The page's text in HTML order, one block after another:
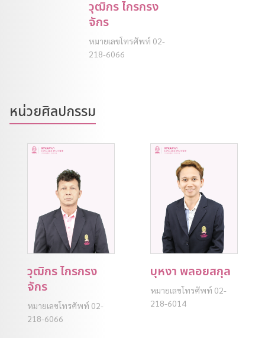
วุฒิกร ไกรกรง
จักร
หมายเลขโทรศัพท์ 02-
218-6066
หน่วยศิลปกรรม
วุฒิกร ไกรกรง
จักร
หมายเลขโทรศัพท์ 02-
218-6066
บุหงา พลอยสกุล
หมายเลขโทรศัพท์ 02-
218-6014